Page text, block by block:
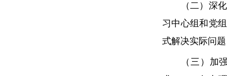
（二）深化
习中心组和党
式解决实际问
（三）加强